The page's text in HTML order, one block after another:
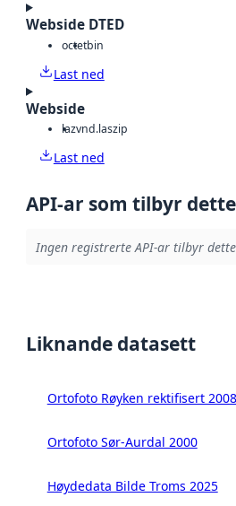
Webside DTED
octetbin
Last ned
Webside
lazvnd.laszip
Last ned
API-ar som tilbyr
Ingen registrerte API-ar tilbyr
Liknande datasett
Ortofoto Røyken rektifisert 2008
Ortofoto Sør-Aurdal 2000
Høydedata Bilde Troms 2025